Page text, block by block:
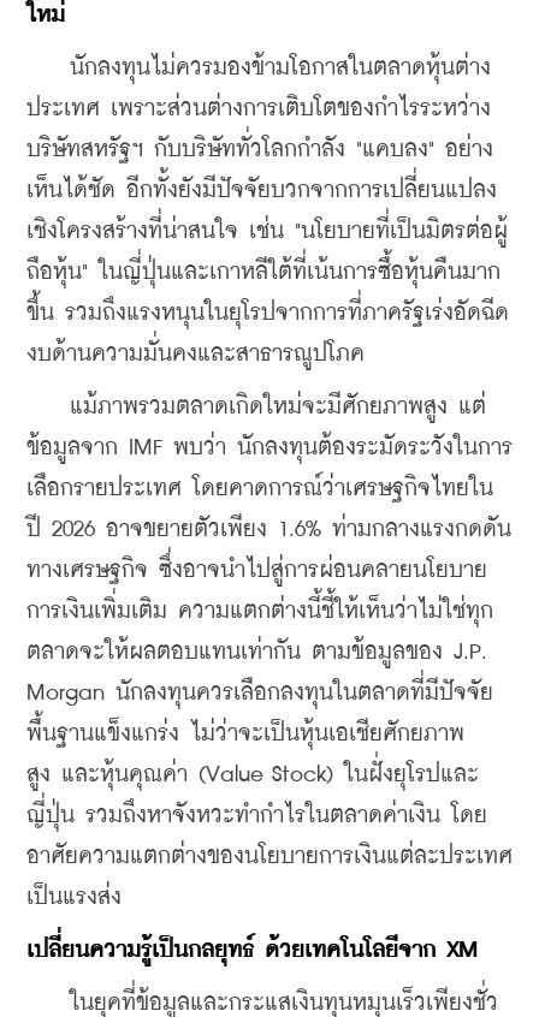
ใหม่
นักลงทุนไม่ควรมองข้ามโอกาสในตลาดหุ้นต่าง
ประเทศ เพราะส่วนต่างการเติบโตของกำไรระหว่าง
บริษัทสหรัฐฯ กับบริษัททั่วโลกกำลัง "แคบลง" อย่าง
เห็นได้ชัด อีกทั้งยังมีปัจจัยบวกจากการเปลี่ยนแปลง
เชิงโครงสร้างที่น่าสนใจ เช่น "นโยบายที่เป็นมิตรต่อผู้
ถือหุ้น" ในญี่ปุ่นและเกาหลีใต้ที่เน้นการซื้อหุ้นคืนมาก
ขึ้น รวมถึงแรงหนุนในยุโรปจากการที่ภาครัฐเร่งอัดฉีด
งบด้านความมั่นคงและสาธารณูปโภค
แม้ภาพรวมตลาดเกิดใหม่จะมีศักยภาพสูง แต่
ข้อมูลจาก IMF พบว่า นักลงทุนต้องระมัดระวังในการ
เลือกรายประเทศ โดยคาดการณ์ว่าเศรษฐกิจไทยใน
ปี 2026 อาจขยายตัวเพียง 1.6% ท่ามกลางแรงกดดัน
ทางเศรษฐกิจ ซึ่งอาจนำไปสู่การผ่อนคลายนโยบาย
การเงินเพิ่มเติม ความแตกต่างนี้ชี้ให้เห็นว่าไม่ใช่ทุก
ตลาดจะให้ผลตอบแทนเท่ากัน ตามข้อมูลของ J.P.
Morgan นักลงทุนควรเลือกลงทุนในตลาดที่มีปัจจัย
พื้นฐานแข็งแกร่ง ไม่ว่าจะเป็นหุ้นเอเชียศักยภาพ
สูง และหุ้นคุณค่า (Value Stock) ในฝั่งยุโรปและ
ญี่ปุ่น รวมถึงหาจังหวะทำกำไรในตลาดค่าเงิน โดย
อาศัยความแตกต่างของนโยบายการเงินแต่ละประเทศ
เป็นแรงส่ง
​เปลี่ยนความรู้เป็นกลยุทธ์ ด้วยเทคโนโลยีจาก XM
ในยุคที่ข้อมูลและกระแสเงินทุนหมุนเร็วเพียงชั่ว